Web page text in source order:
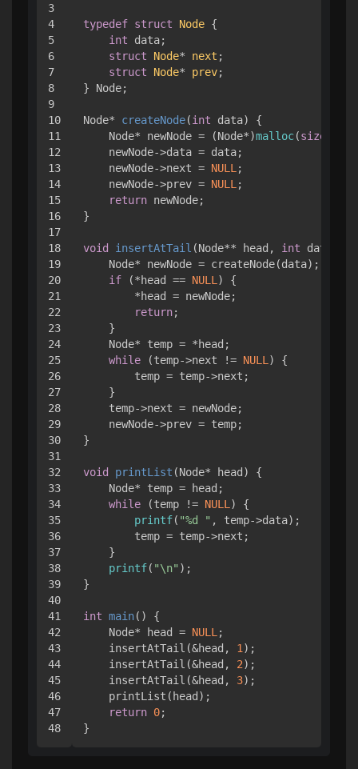
3
4
5
6
7
8
9
10
11
12
13
14
15
16
17
18
19
20
21
22
23
24
25
26
27
28
29
30
31
32
33
34
35
36
37
38
39
40
41
42
43
44
45
46
47
typedef struct Node {
int data;
struct
Node* next ;
struct
Node* prev;
} Node;
Node* createNode(int data)
{
    Node* newNode = (Node*)
malloc(sizeof
    newNode->data = data;
    newNode->next =
NULL ;
    newNode->prev =
NULL ;
return newNode;
}
void insertAtTail (Node** head, int data)
    Node* newNode = createNode(data);
if (*head == NULL ) {
        *head = newNode;
return;
    }
    Node* temp = *head;
while (temp->next != NULL ) {
        temp = temp->next;
    }
    temp->next = newNode;
    newNode->prev = temp;
}
void printList (Node* head)
{
    Node* temp = head;
while (temp != NULL ) {
printf( "%d " , temp->data);
        temp = temp->next;
    }
printf( "\n" );
}
int main()
{
    Node* head =
NULL ;
    insertAtTail(&head,
1 );
    insertAtTail(&head,
2);
    insertAtTail(&head,
3);
    printList(head);
return 0;